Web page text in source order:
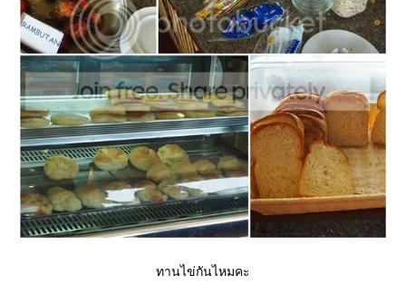
ทานไข่กันไหมคะ